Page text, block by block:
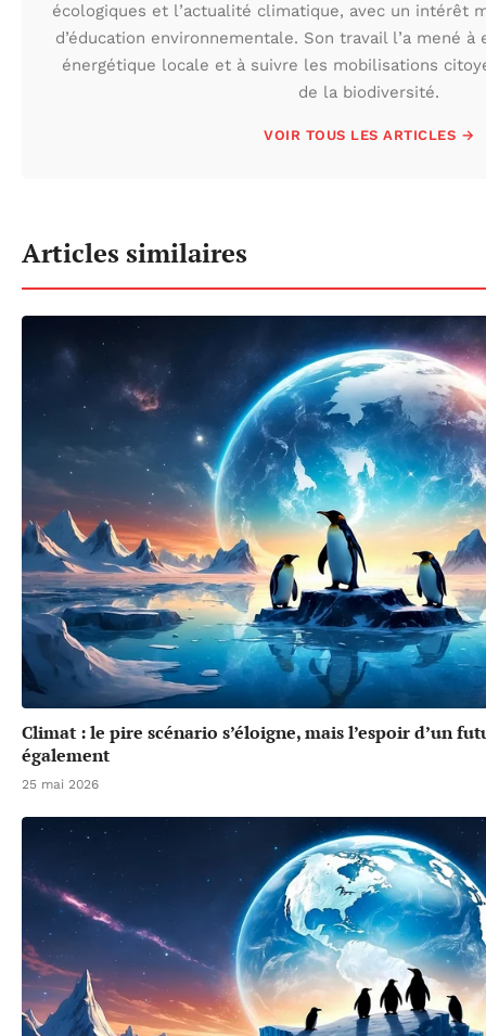
écologiques et l’actualité climatique, avec un intérêt
d’éducation environnementale. Son travail l’a mené
énergétique locale et à suivre les mobilisations
de la biodiversité.
VOIR TOUS LES ARTICLES →
Articles similaires
Climat : le pire scénario s’éloigne, mais l’espoir d’un
également
25 mai 2026